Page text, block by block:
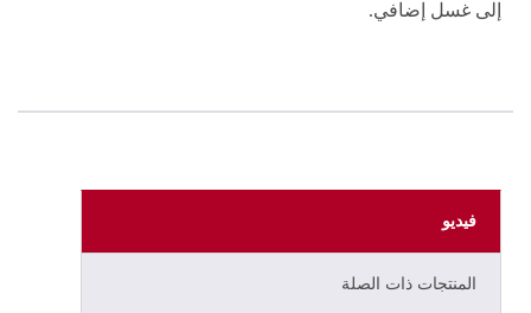
إلى غسل إضافي.
فيديو
المنتجات ذات الصلة